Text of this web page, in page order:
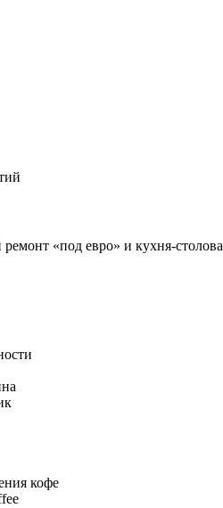
«под евро» и кухня-
кофе